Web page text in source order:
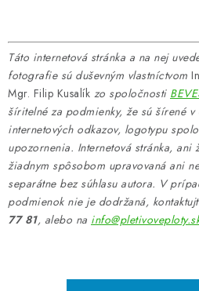
Táto internetová stránka a na nej
fotografie sú duševným vlastníctvom
Mgr. Filip Kusalík zo spoločnosti
šíritelné za podmienky, že sú šírené
internetových odkazov, logotypu
upozornenia. Internetová stránka,
žiadnym spôsobom upravovaná ani
separátne bez súhlasu autora. V
podmienok nie je dodržaná,
77 81, alebo na